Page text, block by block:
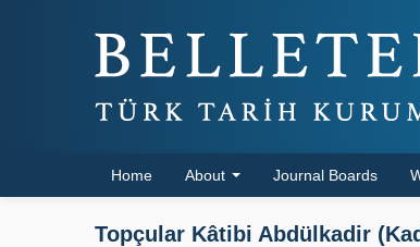
Home About Journal Boards
Topçular Kâtibi Abdülkadir